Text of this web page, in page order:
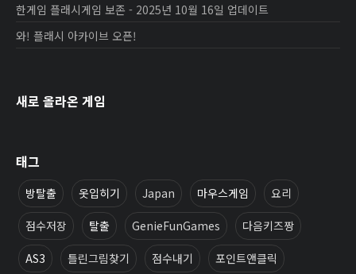
한게임 플래시게임 보존 - 2025년 10월 16일 업데이트
와! 플래시 아카이브 오픈!
새로 올라온 게임
태그
방탈출 옷입히기 Japan 마우스게임 요리
점수저장 탈출 GenieFunGames 다음키즈짱
AS3 틀린그림찾기 점수내기 포인트앤클릭